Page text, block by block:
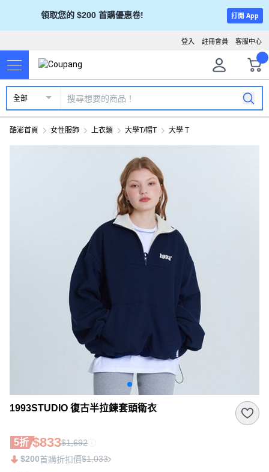
領取您的 $200 首購優惠卷! 打開 App
客服中心
註冊會員
登入
全部
酷澎首頁 女性服飾 上衣類 大學T/帽T 大學 T
1993STUDIO 復古半拉鍊套頭衛衣
5折 $833$1,692
$200首購折扣價$1,033